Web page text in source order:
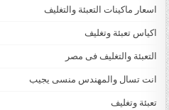
اسعار ماكينات التعبئة والتغليف
اكياس تعبئة وتغليف
التعبئة والتغليف فى مصر
انت تسال والمهندس منسى يجيب
تعبئة وتغليف